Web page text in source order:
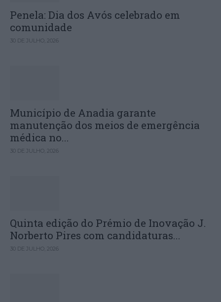
Penela: Dia dos Avós celebrado em
comunidade
30 DE JULHO, 2026
Município de Anadia garante
manutenção dos meios de emergência
médica no...
30 DE JULHO, 2026
Quinta edição do Prémio de Inovação J.
Norberto Pires com candidaturas...
30 DE JULHO, 2026